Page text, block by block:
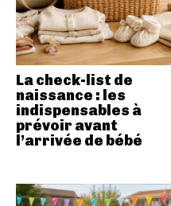
La check-list de
naissance : les
indispensables à
prévoir avant
l’arrivée de bébé